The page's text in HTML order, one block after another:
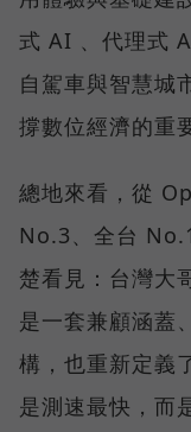
式 AI 、代理式
自駕車與智慧城
撐數位經濟的重
總地來看，從
No.3、全台
楚看見：台灣大
是一套兼顧涵蓋
構，也重新定義
是測速最快，而